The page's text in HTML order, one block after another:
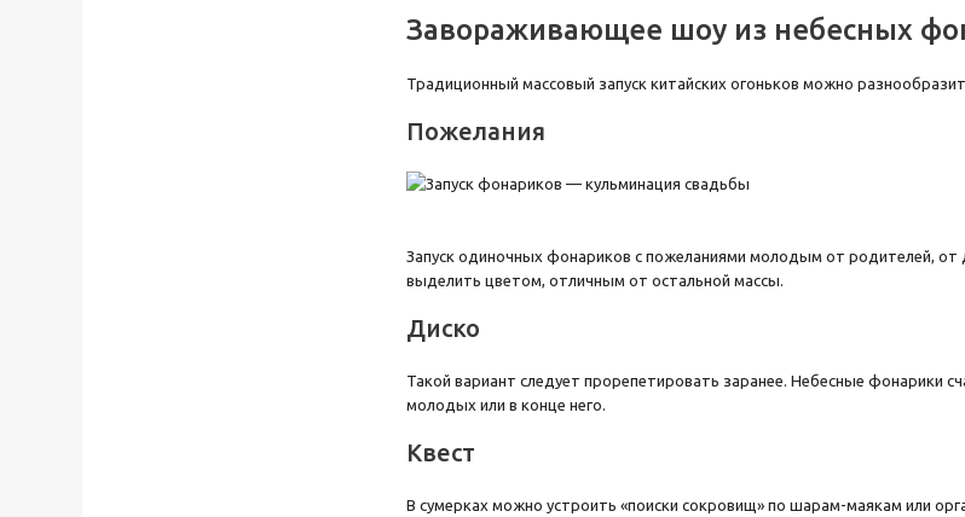
Завораживающее шоу из небесных
Традиционный массовый запуск китайских огоньков можно
Пожелания
Запуск одиночных фонариков с пожеланиями молодым от родителей,
выделить цветом, отличным от остальной массы.
Диско
Такой вариант следует прорепетировать заранее. Небесные
молодых или в конце него.
Квест
В сумерках можно устроить «поиски сокровищ» по шарам-маякам или